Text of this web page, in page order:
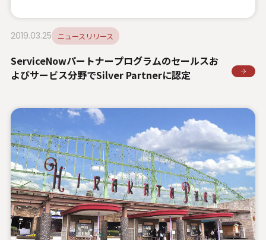
2019.03.25 ニュースリリース
ServiceNowパートナープログラムのセールスお
よびサービス分野でSilver Partnerに認定